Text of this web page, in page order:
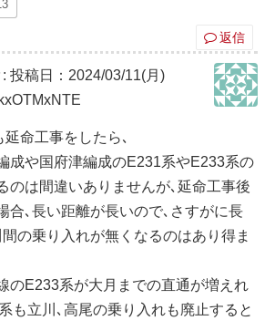
返信
: 投稿日：2024/03/11(月)
命工事をしたら､
成や国府津編成のE231系やE233系の
のは間違いありませんが､延命工事後
合､長い距離が長いので､さすがに長
の乗り入れが無くなるのはあり得ま
のE233系が大月までの直通が増えれ
も立川､高尾の乗り入れも廃止すると